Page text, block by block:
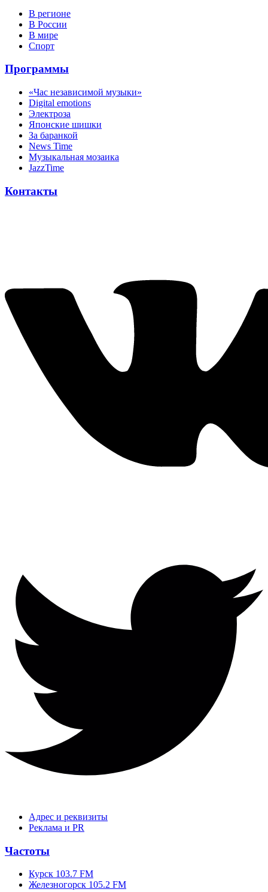
В регионе
В России
В мире
Спорт
Программы
«Час независимой музыки»
Digital emotions
Электроза
Японскиe шишки
За баранкой
News Time
Музыкальная мозаика
JazzTime
Контакты
Адрес и реквизиты
Реклама и PR
Частоты
Курск 103.7 FM
Железногорск 105.2 FM